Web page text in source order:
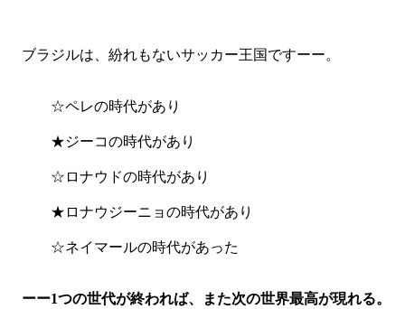
ブラジルは、紛れもないサッカー王国ですーー。
☆ペレの時代があり
★ジーコの時代があり
☆ロナウドの時代があり
★ロナウジーニョの時代があり
☆ネイマールの時代があった
ーー1つの世代が終われば、また次の世界最高が現れる。